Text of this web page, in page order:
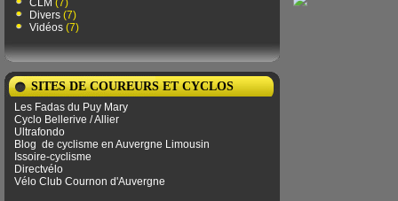
CLM (7)
Divers (7)
Vidéos (7)
SITES DE COUREURS ET CYCLOS
Les Fadas du Puy Mary
Cyclo Bellerive / Allier
Ultrafondo
Blog de ​​cyclisme en Auvergne Limousin
Issoire-cyclisme
Directvélo
Vélo Club Cournon d'Auvergne